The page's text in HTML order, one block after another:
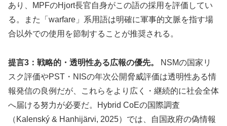
あり、MPFのHjort長官自身がこの語の採用を評価してい
る。また「warfare」系用語は明確に軍事的文脈を指す場
合以外での使用を節制することが推奨される。
提言3：戦略的・透明性ある広報の優先。
NSMの国家リ
スク評価やPST・NISの年次公開脅威評価は透明性ある情
報発信の良例だが、これらをより広く・継続的に社会全体
へ届ける努力が必要だ。Hybrid CoEの国際調査
（Kalenský & Hanhijärvi, 2025）では、自国政府の偽情報